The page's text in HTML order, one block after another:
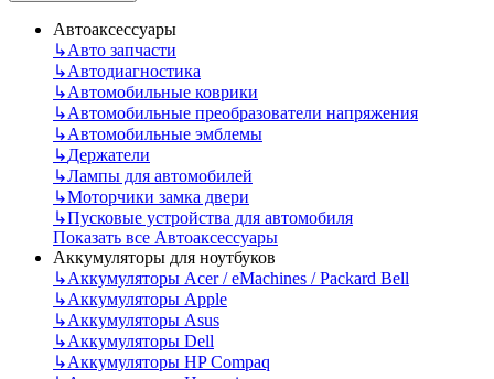
Автоаксессуары
↳Авто запчасти
↳Автодиагностика
↳Автомобильные коврики
↳Автомобильные преобразователи напряжения
↳Автомобильные эмблемы
↳Держатели
↳Лампы для автомобилей
↳Моторчики замка двери
↳Пусковые устройства для автомобиля
Показать все Автоаксессуары
Аккумуляторы для ноутбуков
↳Аккумуляторы Acer / eMachines / Packard Bell
↳Аккумуляторы Apple
↳Аккумуляторы Asus
↳Аккумуляторы Dell
↳Аккумуляторы HP Compaq